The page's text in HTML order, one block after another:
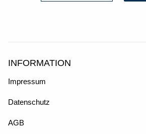
INFORMATION
Impressum
Datenschutz
AGB